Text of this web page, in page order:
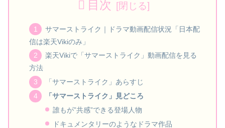
目次
サマーストライク｜ドラマ動画配信状況「日本配
信は楽天Vikiのみ」
楽天Vikiで「サマーストライク」動画配信を見る
方法
「サマーストライク」あらすじ
「サマーストライク」見どころ
誰もが”共感”できる登場人物
ドキュメンタリーのようなドラマ作品